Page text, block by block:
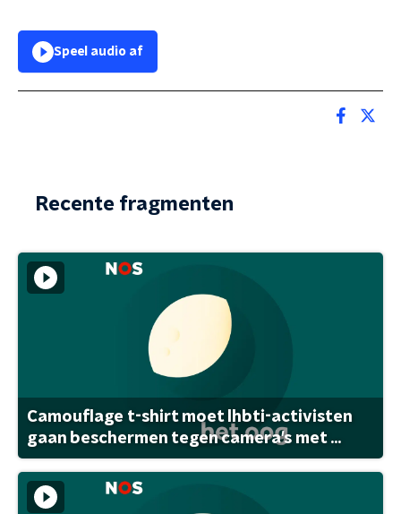
Speel audio af
Recente fragmenten
Camouflage t-shirt moet lhbti-activisten
gaan beschermen tegen camera's met ...